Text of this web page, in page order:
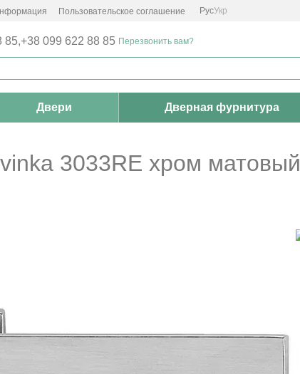
Пользовательское соглашение РусУкр
85,+38 099 622 88 85 Перезвонить вам?
Двери Дверная фурнитура
3033RE хром матовый